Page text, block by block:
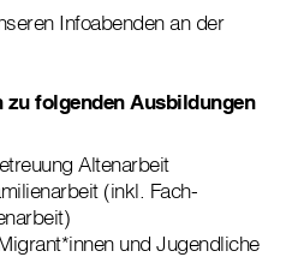
Infoabenden an der
zu folgenden Ausbildungen
Altenarbeit
(inkl. Fach-
und Jugendliche